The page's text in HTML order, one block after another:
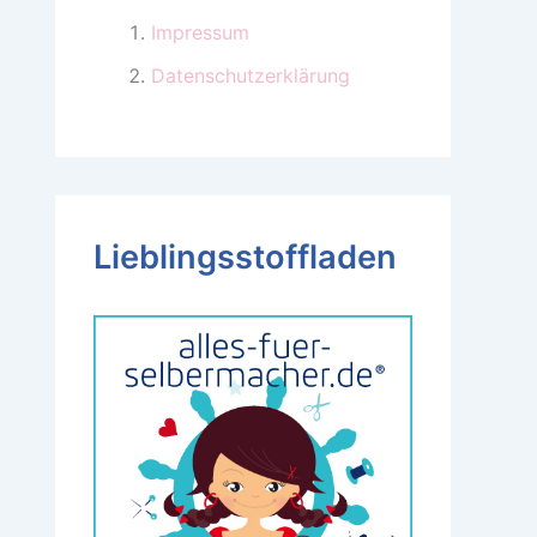
Impressum
Datenschutzerklärung
Lieblingsstoffladen